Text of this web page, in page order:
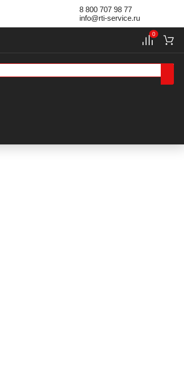
8 800 707 98 77
info@rti-service.ru
0